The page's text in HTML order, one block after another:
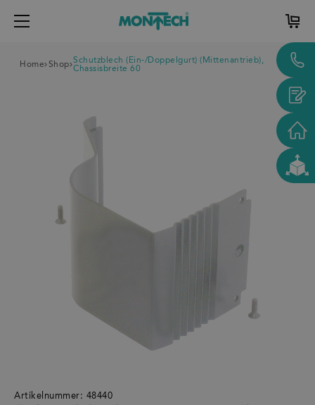
Home Shop Schutzblech (Ein-/Doppelgurt) (Mittenantrieb),
Chassisbreite 60
Artikelnummer: 48440